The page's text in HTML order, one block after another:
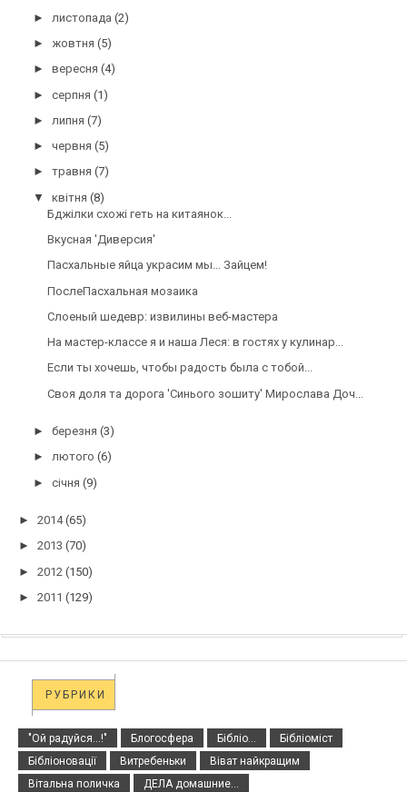
► листопада (2)
► жовтня (5)
► вересня (4)
► серпня (1)
► липня (7)
► червня (5)
► травня (7)
▼
квітня (8)
Бджілки схожі геть на китаянок...
Вкусная 'Диверсия'
Пасхальные яйца украсим мы... Зайцем!
ПослеПасхальная мозаика
Слоеный шедевр: извилины веб-мастера
На мастер-классе я и наша Леся: в гостях у кулинар...
Если ты хочешь, чтобы радость была с тобой...
Своя доля та дорога 'Синього зошиту' Мирослава Доч...
► березня (3)
► лютого (6)
► січня (9)
► 2014 (65)
► 2013 (70)
► 2012 (150)
► 2011 (129)
РУБРИКИ
"Ой радуйся...!" Блогосфера Бібліо...
Бібліоміст
Бібліоновації
Витребеньки
Віват найкращим
Вітальна поличка
ДЕЛА домашние...